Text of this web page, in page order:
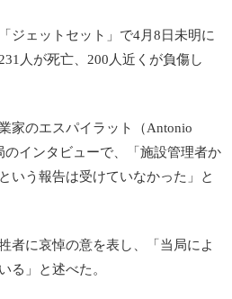
ジェットセット」で4月8日未明に
人が死亡、200人近くが負傷し
家のエスパイラット（Antonio
のインタビューで、「施設管理者か
いう報告は受けていなかった」と
者に哀悼の意を表し、「当局によ
る」と述べた。